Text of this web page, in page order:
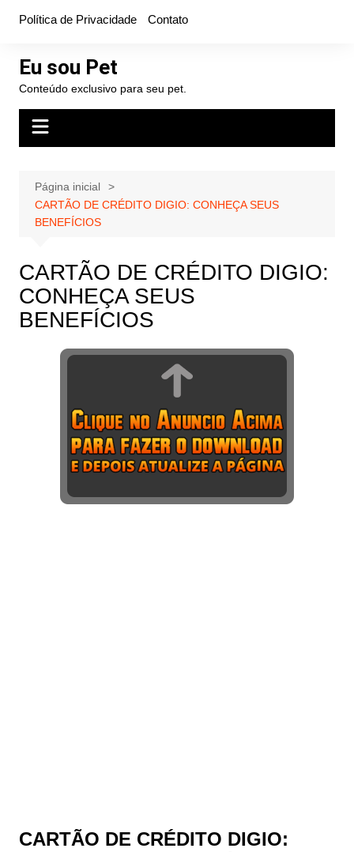
conteúdo
Política de Privacidade Contato
Eu sou Pet
Conteúdo exclusivo para seu pet.
Página inicial
CARTÃO DE CRÉDITO DIGIO: CONHEÇA SEUS
BENEFÍCIOS
CARTÃO DE CRÉDITO DIGIO:
CONHEÇA SEUS
BENEFÍCIOS
CARTÃO DE CRÉDITO DIGIO: